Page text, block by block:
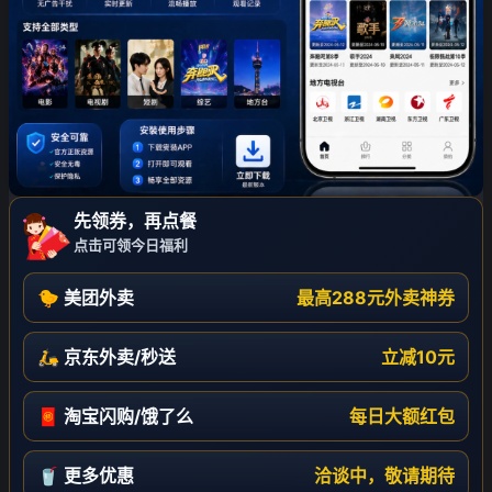
先领券，再点餐
点击可领今日福利
🐤 美团外卖 最高288元外卖神券
🛵 京东外卖/秒送 立减10元
🧧 淘宝闪购/饿了么 每日大额红包
🥤 更多优惠 洽谈中，敬请期待